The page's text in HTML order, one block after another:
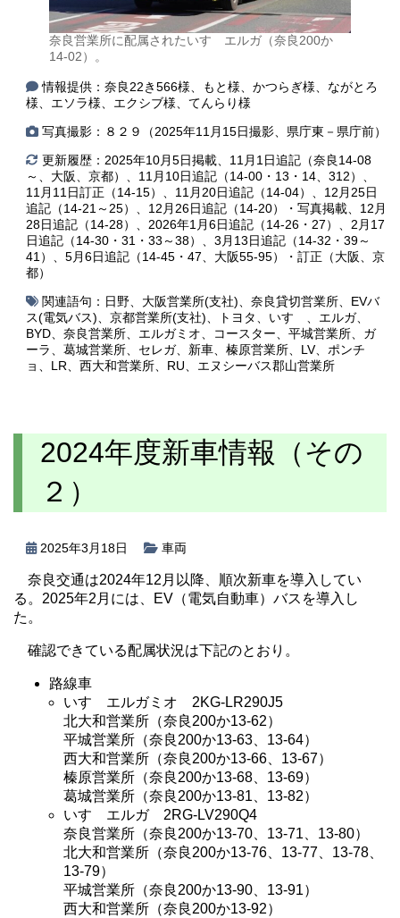
奈良営業所に配属されたいすゞエルガ（奈良200か
14-02）。
情報提供：奈良22き566様、もと様、かつらぎ様、ながとろ
様、エソラ様、エクシブ様、てんらり様
写真撮影：８２９（2025年11月15日撮影、県庁東－県庁前）
更新履歴：2025年10月5日掲載、11月1日追記（奈良14-08
～、大阪、京都）、11月10日追記（14-00・13・14、312）、
11月11日訂正（14-15）、11月20日追記（14-04）、12月25日
追記（14-21～25）、12月26日追記（14-20）・写真掲載、12月
28日追記（14-28）、2026年1月6日追記（14-26・27）、2月17
日追記（14-30・31・33～38）、3月13日追記（14-32・39～
41）、5月6日追記（14-45・47、大阪55-95）・訂正（大阪、京
都）
関連語句： 日野 大阪営業所(支社) 奈良貸切営業所
EVバ
ス(電気バス)
京都営業所(支社) トヨタ いすゞ エルガ、
BYD
奈良営業所 エルガミオ コースター 平城営業所
ガ
ーラ
葛城営業所 セレガ、 新車 榛原営業所 LV、 ポンチ
ョ
LR 西大和営業所 RU エヌシーバス郡山営業所
2024年度新車情報（その
２）
2025年3月18日 車両
奈良交通は2024年12月以降、順次新車を導入してい
る。2025年2月には、EV（電気自動車）バスを導入し
た。
確認できている配属状況は下記のとおり。
路線車
いすゞエルガミオ 2KG-LR290J5
北大和営業所（奈良200か13-62）
平城営業所（奈良200か13-63、13-64）
西大和営業所（奈良200か13-66、13-67）
榛原営業所（奈良200か13-68、13-69）
葛城営業所（奈良200か13-81、13-82）
いすゞエルガ 2RG-LV290Q4
奈良営業所（奈良200か13-70、13-71、13-80）
北大和営業所（奈良200か13-76、13-77、13-78、
13-79）
平城営業所（奈良200か13-90、13-91）
西大和営業所（奈良200か13-92）